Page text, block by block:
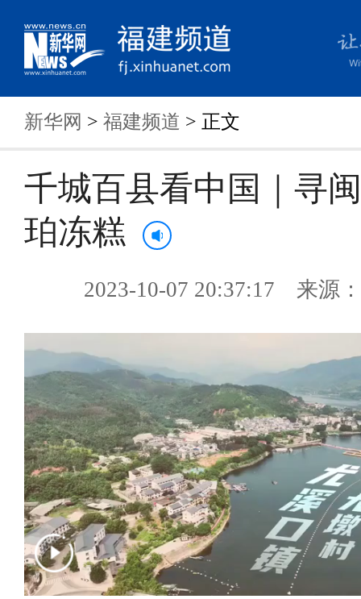
新华网 > 福建频道 > 正文
千城百县看中国｜寻
珀冻糕
2023-10-07 20:37:17 来源